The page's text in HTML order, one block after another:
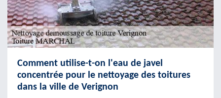
Comment utilise-t-on l'eau de javel
concentrée pour le nettoyage des toitures
dans la ville de Verignon